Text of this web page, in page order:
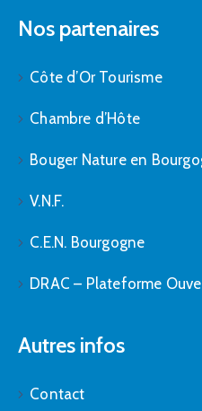
Nos partenaires
Côte d’Or Tourisme
Chambre d’Hôte
Bouger Nature en
V.N.F.
C.E.N. Bourgogne
DRAC – Plateforme
Autres infos
Contact